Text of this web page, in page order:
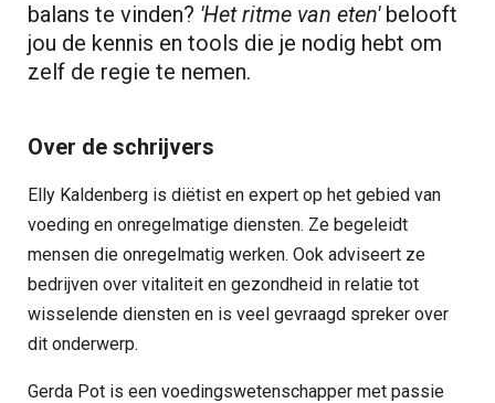
balans te vinden? 'Het ritme van eten'belooft
jou de kennis en tools die je nodig hebt om
zelf de regie te nemen.
Over de schrijvers
Elly Kaldenberg is diëtist en expert op het gebied van
voeding en onregelmatige diensten. Ze begeleidt
mensen die onregelmatig werken. Ook adviseert ze
bedrijven over vitaliteit en gezondheid in relatie tot
wisselende diensten en is veel gevraagd spreker over
dit onderwerp.
Gerda Pot is een voedingswetenschapper met passie